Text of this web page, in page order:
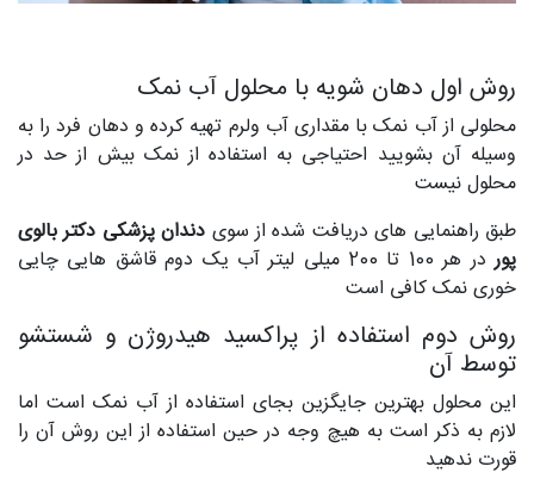
روش اول دهان شویه با محلول آب نمک
محلولی از آب نمک با مقداری آب ولرم تهیه کرده و دهان فرد را به
وسیله آن بشویید احتیاجی به استفاده از نمک بیش از حد در
محلول نیست
طبق راهنمایی های دریافت شده از سوی دندان پزشکی دکتر بالوی
پور
در هر 100 تا 200 میلی لیتر آب یک دوم قاشق هایی چایی
خوری نمک کافی است
روش دوم استفاده از پراکسید هیدروژن و شستشو
توسط آن
این محلول بهترین جایگزین بجای استفاده از آب نمک است اما
لازم به ذکر است به هیچ وجه در حین استفاده از این روش آن را
قورت ندهید